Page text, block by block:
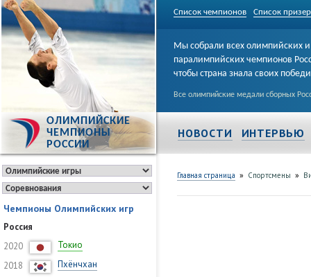
Список чемпионов Список
ОЛИМПИЙСКИЕ
ЧЕМПИОНЫ
РОССИИ
Мы собрали всех олимпийских и
паралимпийских чемпионов
чтобы страна знала своих
Все олимпийские медали сборных
НОВОСТИ ИНТЕРВЬЮ
Чемпионы Олимпийских игр
Россия
2020
Токио
2018
Пхёнчхан
Главная страница » Спортсмены »